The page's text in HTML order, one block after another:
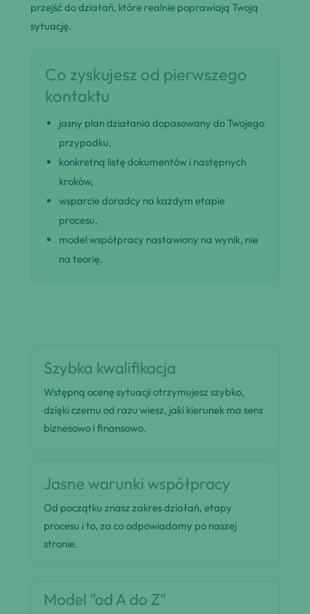
przejść do działań, które realnie poprawiają Twoją
sytuację.
Co zyskujesz od pierwszego
kontaktu
jasny plan działania dopasowany do Twojego
przypadku,
konkretną listę dokumentów i następnych
kroków,
wsparcie doradcy na każdym etapie
procesu,
model współpracy nastawiony na wynik, nie
na teorię.
Szybka kwalifikacja
Wstępną ocenę sytuacji otrzymujesz szybko,
dzięki czemu od razu wiesz, jaki kierunek ma sens
biznesowo i finansowo.
Jasne warunki współpracy
Od początku znasz zakres działań, etapy
procesu i to, za co odpowiadamy po naszej
stronie.
Model "od A do Z"